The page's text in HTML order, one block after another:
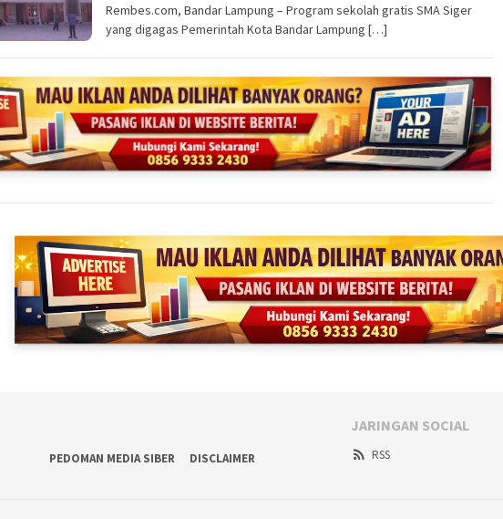
Rembes.com, Bandar Lampung – Program sekolah gratis SMA Siger
yang digagas Pemerintah Kota Bandar Lampung […]
PEDOMAN MEDIA SIBER DISCLAIMER
JARINGAN SOCIAL
RSS